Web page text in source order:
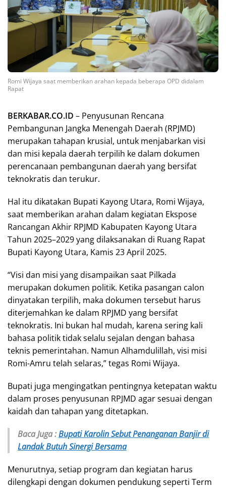
Romi Wijaya saat memberikan arahan kepada beberapa OPD didalam
Rapat
BERKABAR.CO.ID – Penyusunan Rencana
Pembangunan Jangka Menengah Daerah (RPJMD)
merupakan tahapan krusial, untuk menjabarkan visi
dan misi kepala daerah terpilih ke dalam dokumen
perencanaan pembangunan daerah yang bersifat
teknokratis dan terukur.
Hal itu dikatakan Bupati Kayong Utara, Romi Wijaya,
saat memberikan arahan dalam kegiatan Ekspose
Rancangan Akhir RPJMD Kabupaten Kayong Utara
Tahun 2025–2029 yang dilaksanakan di Ruang Rapat
Bupati Kayong Utara, Kamis 23 April 2025.
“Visi dan misi yang disampaikan saat Pilkada
merupakan dokumen politik. Ketika pasangan calon
dinyatakan terpilih, maka dokumen tersebut harus
diterjemahkan ke dalam RPJMD yang bersifat
teknokratis. Ini bukan hal mudah, karena sering kali
bahasa politik tidak selalu sejalan dengan bahasa
teknis pemerintahan. Namun Alhamdulillah, visi misi
Romi-Amru telah selaras,” tegas Romi Wijaya.
Bupati juga mengingatkan pentingnya ketepatan waktu
dalam proses penyusunan RPJMD agar sesuai dengan
kaidah dan tahapan yang ditetapkan.
Baca Juga :Bupati Karolin Sebut Penanganan Banjir di
Landak Butuh Sinergi Bersama
Menurutnya, setiap program dan kegiatan harus
dilengkapi dengan dokumen pendukung seperti Term